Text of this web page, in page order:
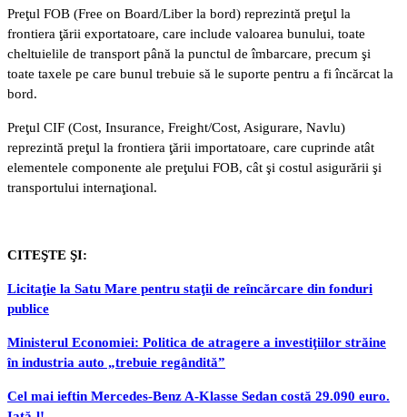
Preţul FOB (Free on Board/Liber la bord) reprezintă preţul la
frontiera ţării exportatoare, care include valoarea bunului, toate
cheltuielile de transport până la punctul de îmbarcare, precum şi
toate taxele pe care bunul trebuie să le suporte pentru a fi încărcat la
bord.
Preţul CIF (Cost, Insurance, Freight/Cost, Asigurare, Navlu)
reprezintă preţul la frontiera ţării importatoare, care cuprinde atât
elementele componente ale preţului FOB, cât şi costul asigurării şi
transportului internaţional.
CITEŞTE ŞI:
Licitaţie la Satu Mare pentru staţii de reîncărcare din fonduri
publice
Ministerul Economiei: Politica de atragere a investiţiilor străine
în industria auto „trebuie regândită”
Cel mai ieftin Mercedes-Benz A-Klasse Sedan costă 29.090 euro.